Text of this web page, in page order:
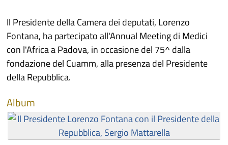
Il Presidente della Camera dei deputati, Lorenzo
Fontana, ha partecipato all'Annual Meeting di Medici
con l'Africa a Padova, in occasione del 75^ dalla
fondazione del Cuamm, alla presenza del Presidente
della Repubblica.
Album